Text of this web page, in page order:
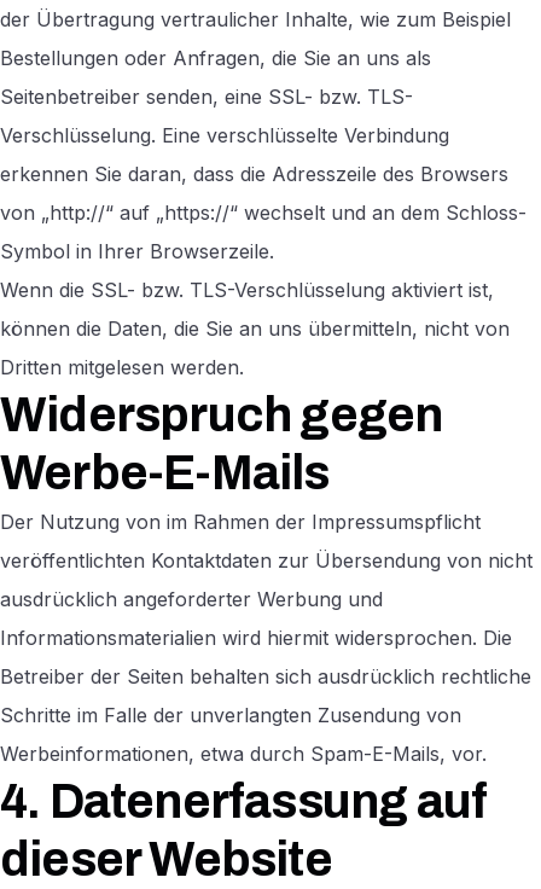
der Übertragung vertraulicher Inhalte, wie zum Beispiel
Bestellungen oder Anfragen, die Sie an uns als
Seitenbetreiber senden, eine SSL- bzw. TLS-
Verschlüsselung. Eine verschlüsselte Verbindung
erkennen Sie daran, dass die Adresszeile des Browsers
von „http://“ auf „https://“ wechselt und an dem Schloss-
Symbol in Ihrer Browserzeile.
Wenn die SSL- bzw. TLS-Verschlüsselung aktiviert ist,
können die Daten, die Sie an uns übermitteln, nicht von
Dritten mitgelesen werden.
Widerspruch gegen
Werbe-E-Mails
Der Nutzung von im Rahmen der Impressumspflicht
veröffentlichten Kontaktdaten zur Übersendung von nicht
ausdrücklich angeforderter Werbung und
Informationsmaterialien wird hiermit widersprochen. Die
Betreiber der Seiten behalten sich ausdrücklich rechtliche
Schritte im Falle der unverlangten Zusendung von
Werbeinformationen, etwa durch Spam-E-Mails, vor.
4. Datenerfassung auf
dieser Website